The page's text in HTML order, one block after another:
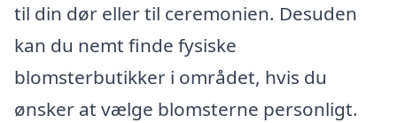
til din dør eller til ceremonien. Desuden
kan du nemt finde fysiske
blomsterbutikker i området, hvis du
ønsker at vælge blomsterne personligt.